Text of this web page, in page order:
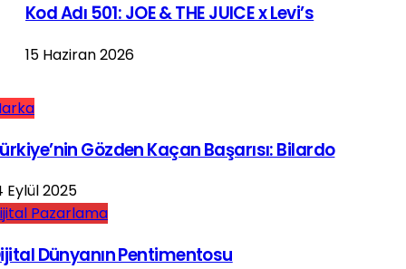
Kod Adı 501: JOE & THE JUICE x Levi’s
15 Haziran 2026
Gözden Kaçan Başarısı: Bilardo
Eylül 2025
Pazarlama
Dünyanın Pentimentosu